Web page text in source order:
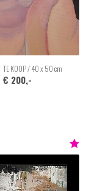
TE KOOP / 40 x 50 cm
€ 200,-